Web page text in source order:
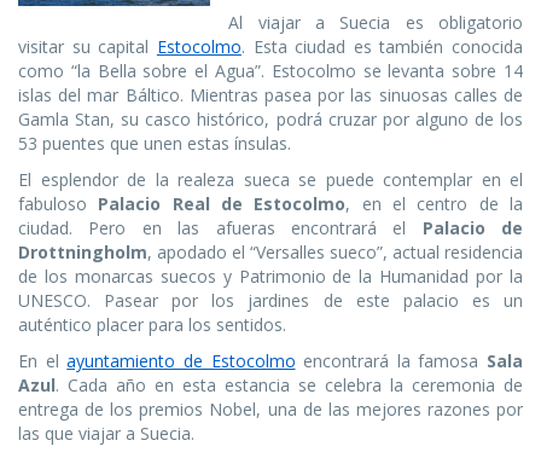
Al viajar a Suecia es obligatorio
visitar su capital Estocolmo. Esta ciudad es también conocida
como “la Bella sobre el Agua”. Estocolmo se levanta sobre 14
islas del mar Báltico. Mientras pasea por las sinuosas calles de
Gamla Stan, su casco histórico, podrá cruzar por alguno de los
53 puentes que unen estas ínsulas.
El esplendor de la realeza sueca se puede contemplar en el
fabuloso Palacio Real de Estocolmo, en el centro de la
ciudad. Pero en las afueras encontrará el Palacio de
Drottningholm, apodado el “Versalles sueco”, actual residencia
de los monarcas suecos y Patrimonio de la Humanidad por la
UNESCO. Pasear por los jardines de este palacio es un
auténtico placer para los sentidos.
En elayuntamiento de Estocolmo encontrará la famosa Sala
Azul. Cada año en esta estancia se celebra la ceremonia de
entrega de los premios Nobel, una de las mejores razones por
las que viajar a Suecia.